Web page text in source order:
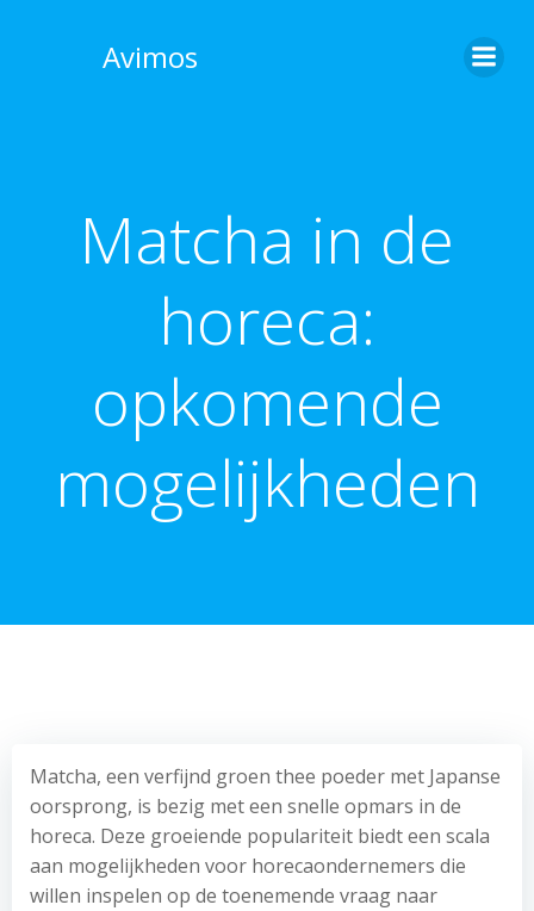
Avimos
Matcha in de
horeca:
opkomende
mogelijkheden
Matcha, een verfijnd groen thee poeder met Japanse
oorsprong, is bezig met een snelle opmars in de
horeca. Deze groeiende populariteit biedt een scala
aan mogelijkheden voor horecaondernemers die
willen inspelen op de toenemende vraag naar